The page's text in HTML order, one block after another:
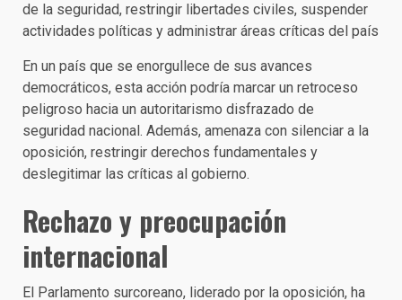
de la seguridad, restringir libertades civiles, suspender
actividades políticas y administrar áreas críticas del país
En un país que se enorgullece de sus avances
democráticos, esta acción podría marcar un retroceso
peligroso hacia un autoritarismo disfrazado de
seguridad nacional. Además, amenaza con silenciar a la
oposición, restringir derechos fundamentales y
deslegitimar las críticas al gobierno.
Rechazo y preocupación
internacional
El Parlamento surcoreano, liderado por la oposición, ha